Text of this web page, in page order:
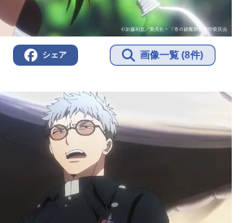
シェア 画像一覧 (8件)